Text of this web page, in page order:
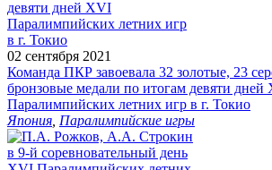
02 сентября 2021
Команда ПКР завоевала 32 золотые, 23
бронзовые медали по итогам девяти дней
Паралимпийских летних игр в г. Токио
Япония Паралимпийские игры